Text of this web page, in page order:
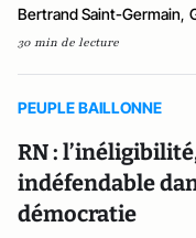
Bertrand Saint-Germain,
30 min de lecture
PEUPLE BAILLONNE
RN :
indéfendable
démocratie